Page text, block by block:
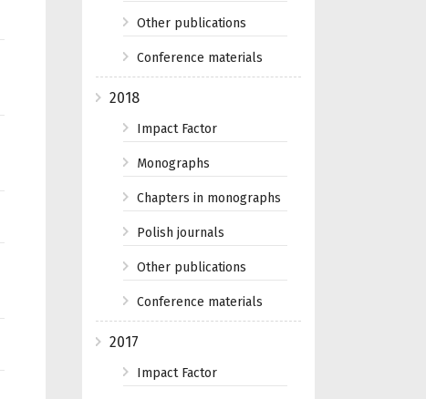
Other publications
Conference materials
2018
Impact Factor
Monographs
Chapters in monographs
Polish journals
Other publications
Conference materials
2017
Impact Factor